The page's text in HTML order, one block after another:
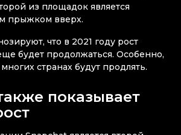
из площадок является
прыжком вверх.
что в 2021 году рост
будет продолжаться. Особенно,
странах будут продлять.
показывает